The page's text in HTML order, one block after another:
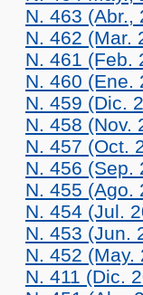
N. 463 (Abr.,
N. 462 (Mar.
N. 461 (Feb.
N. 460 (Ene.
N. 459 (Dic.
N. 458 (Nov.
N. 457 (Oct.
N. 456 (Sep.
N. 455 (Ago.
N. 454 (Jul.
N. 453 (Jun.
N. 452 (May.
N. 411 (Dic.